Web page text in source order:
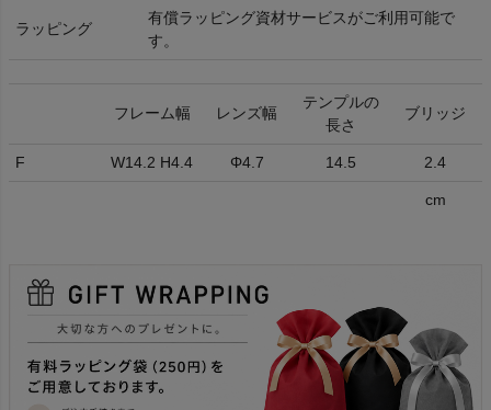
ラッピング
有償ラッピング資材サービスがご利用可能で
す。
フレーム幅 レンズ幅
テンプルの
長さ
ブリッジ
F W14.2 H4.4 Φ4.7 14.5 2.4
cm